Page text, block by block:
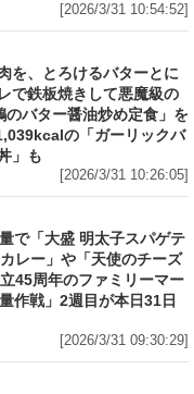
[2026/3/31 10:54:52]
を、とろけるバターとに
で鉄板焼きして悪魔級の
バター醤油炒め定食」を
の「ガーリックバ
」も
[2026/3/31 10:26:05]
で「大盛 明太子スパゲテ
レー」や「天使のチーズ
45周年のファミリーマー
作戦」2週目が本日31日
[2026/3/31 09:30:29]